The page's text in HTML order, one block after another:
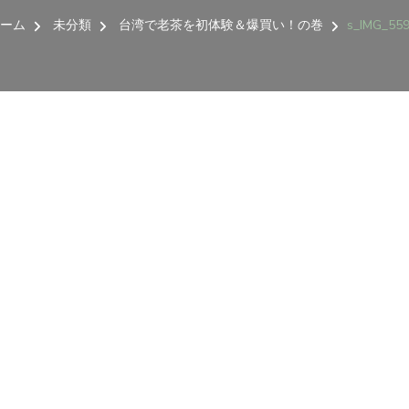
ム 未分類 台湾で老茶を初体験＆爆買い！の巻